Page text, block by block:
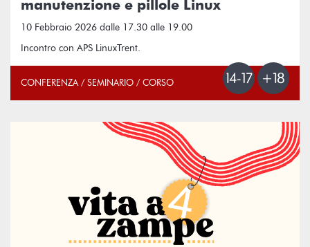
manutenzione e pillole Linux
10 Febbraio 2026 dalle 17.30 alle 19.00
Incontro con APS LinuxTrent.
CONFERENZA / SEMINARIO / CORSO